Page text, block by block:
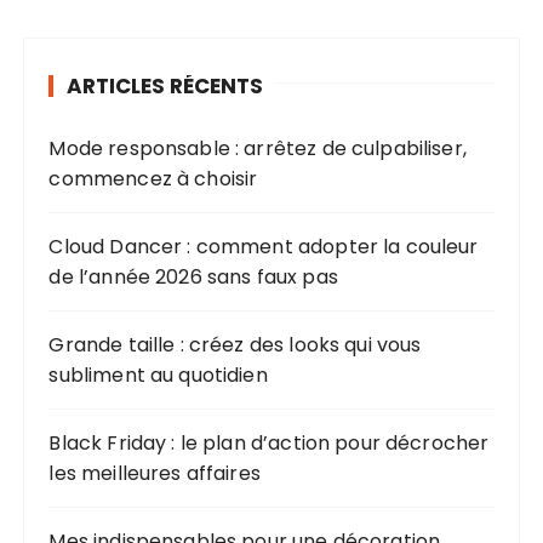
e
p
u
r
ARTICLES RÉCENTS
Mode responsable : arrêtez de culpabiliser,
commencez à choisir
Cloud Dancer : comment adopter la couleur
de l’année 2026 sans faux pas
Grande taille : créez des looks qui vous
subliment au quotidien
Black Friday : le plan d’action pour décrocher
les meilleures affaires